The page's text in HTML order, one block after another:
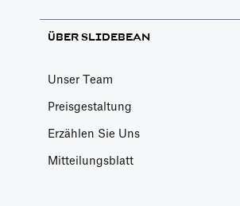
ÜBER SLIDEBEAN
Unser Team
Preisgestaltung
Erzählen Sie Uns
Mitteilungsblatt